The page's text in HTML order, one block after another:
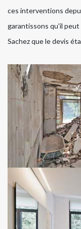
ces interventions
garantissons qu'il
Sachez que le devis